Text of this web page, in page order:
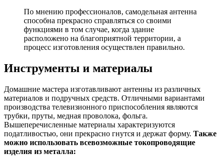
По мнению профессионалов, самодельная антенна
способна прекрасно справляться со своими
функциями в том случае, когда здание
расположено на благоприятной территории, а
процесс изготовления осуществлен правильно.
Инструменты и материалы
Домашние мастера изготавливают антенны из различных
материалов и подручных средств. Отличными вариантами
производства телевизионного приспособления являются
трубки, пруты, медная проволока, фольга.
Вышеперечисленные материалы характеризуются
податливостью, они прекрасно гнутся и держат форму. Также
можно использовать всевозможные токопроводящие
изделия из металла: